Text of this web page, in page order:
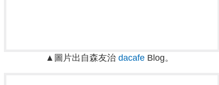
▲圖片出自森友治 dacafe Blog。